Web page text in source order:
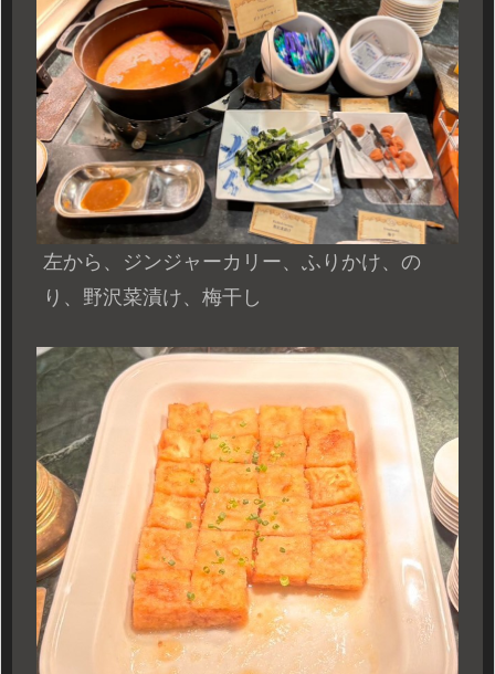
左から、ジンジャーカリー、ふりかけ、の
り、野沢菜漬け、梅干し